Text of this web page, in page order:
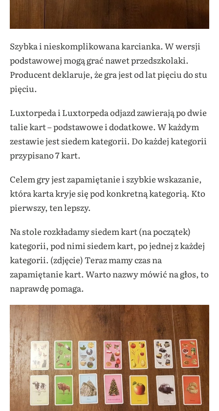
Szybka i nieskomplikowana karcianka. W wersji
podstawowej mogą grać nawet przedszkolaki.
Producent deklaruje, że gra jest od lat pięciu do stu
pięciu.
Luxtorpeda i Luxtorpeda odjazd zawierają po dwie
talie kart – podstawowe i dodatkowe. W każdym
zestawie jest siedem kategorii. Do każdej kategorii
przypisano 7 kart.
Celem gry jest zapamiętanie i szybkie wskazanie,
która karta kryje się pod konkretną kategorią. Kto
pierwszy, ten lepszy.
Na stole rozkładamy siedem kart (na początek)
kategorii, pod nimi siedem kart, po jednej z każdej
kategorii. (zdjęcie) Teraz mamy czas na
zapamiętanie kart. Warto nazwy mówić na głos, to
naprawdę pomaga.